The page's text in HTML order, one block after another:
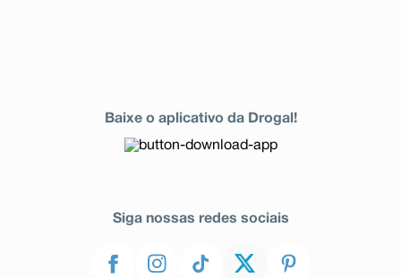
Baixe o aplicativo da Drogal!
Siga nossas redes sociais